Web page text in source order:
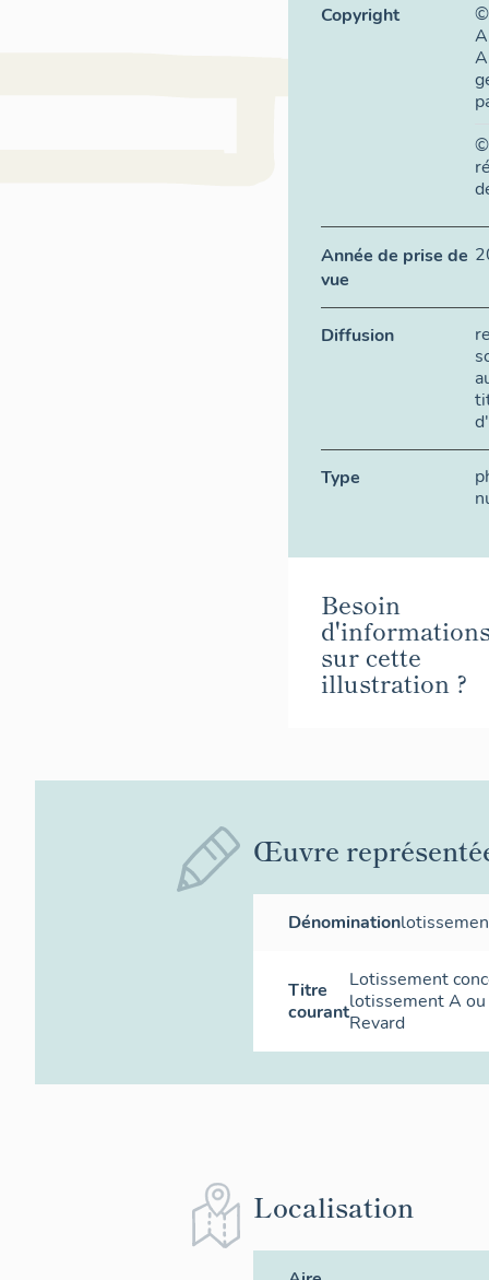
Copyright
©
Année de prise de
vue
Diffusion
Type
Besoin
sur cette
illustration ?
Œuvre
Dénomination
Titre
courant
Lotissement
lotissement A
Revard
Localisation